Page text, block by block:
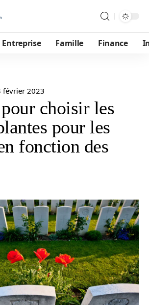
Entreprise Famille Finance
février 2023
choisir les
pour les
fonction des